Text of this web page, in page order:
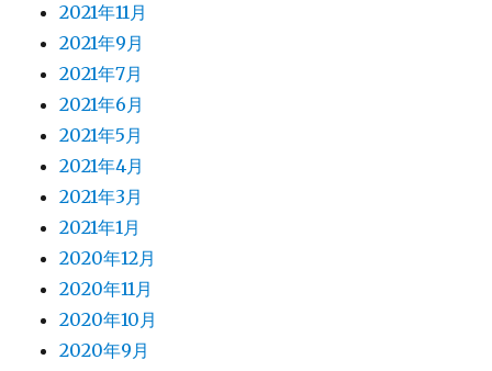
2021年11月
2021年9月
2021年7月
2021年6月
2021年5月
2021年4月
2021年3月
2021年1月
2020年12月
2020年11月
2020年10月
2020年9月